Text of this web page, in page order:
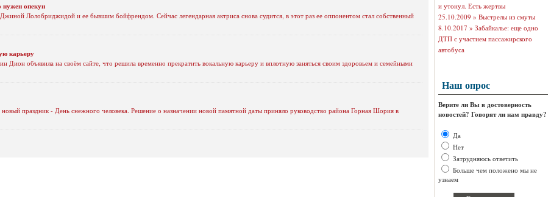
опекун
Лолобриджидой и ее бывшим бойфрендом. Сейчас легендарная актриса снова судится, в этот раз ее оппонентом стал собственный
карьеру
Дион объявила на своём сайте, что решила временно прекратить вокальную карьеру и вплотную заняться своим здоровьем и семейными
праздник - День снежного человека. Решение о назначении новой памятной даты приняло руководство района Горная Шория в
и утонул. Есть жертвы
25.10.2009 » Выстрелы из смуты
8.10.2017 » Забайкалье: еще одно
ДТП с участием пассажирского
автобуса
Наш опрос
Верите ли Вы в достоверность
новостей? Говорят ли нам правду?
Да
Нет
Затрудняюсь ответить
Больше чем положено мы не
узнаем